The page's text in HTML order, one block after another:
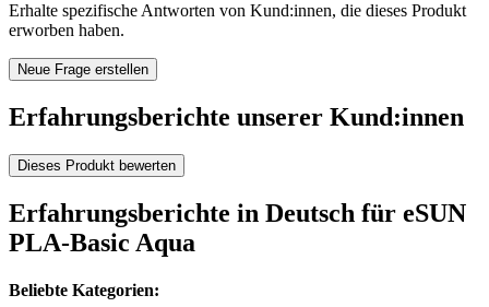
Erhalte spezifische Antworten von Kund:innen, die dieses Produkt
erworben haben.
Neue Frage erstellen
Erfahrungsberichte unserer Kund:innen
Dieses Produkt bewerten
Erfahrungsberichte in Deutsch für eSUN
PLA-Basic Aqua
Beliebte Kategorien: